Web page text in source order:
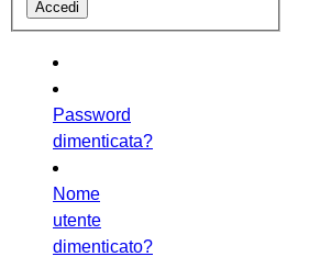
Password
dimenticata?
Nome
utente
dimenticato?